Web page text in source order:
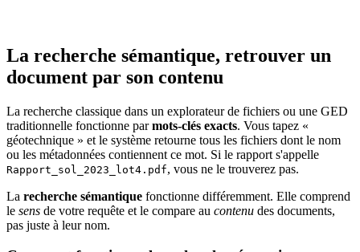
La recherche sémantique, retrouver un
document par son contenu
La recherche classique dans un explorateur de fichiers ou une GED
traditionnelle fonctionne parmots-clés exacts. Vous tapez «
géotechnique » et le système retourne tous les fichiers dont le nom
ou les métadonnées contiennent ce mot. Si le rapport s'appelle
Rapport_sol_2023_lot4.pdf, vous ne le trouverez pas.
La recherche sémantique fonctionne différemment. Elle comprend
le sens de votre requête et le compare au contenu des documents,
pas juste à leur nom.